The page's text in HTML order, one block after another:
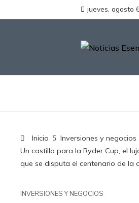
jueves, agosto
Inicio
Inversiones y negocios
Un castillo para la Ryder Cup, el
que se disputa el centenario de la
INVERSIONES Y NEGOCIOS